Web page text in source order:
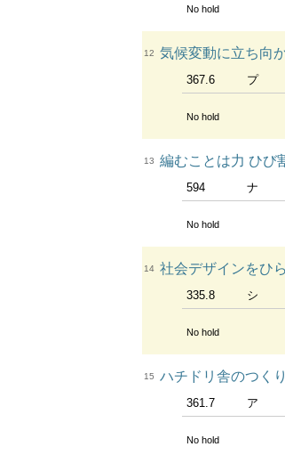
No hold
12 気候変動に立ち向
367.6 プ
No hold
13 編むことは力 ひび
594 ナ
No hold
14 社会デザインをひ
335.8 シ
No hold
15 ハチドリ舎のつく
361.7 ア
No hold